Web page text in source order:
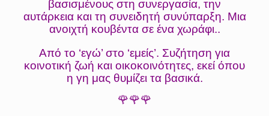
βασισμένους στη συνεργασία, την
αυτάρκεια και τη συνειδητή συνύπαρξη. Μια
ανοιχτή κουβέντα σε ένα χωράφι..
Από το ‘εγώ’ στο ‘εμείς’. Συζήτηση για
κοινοτική ζωή και οικοκοινότητες, εκεί όπου
η γη μας θυμίζει τα βασικά.
🌹🌹🌹